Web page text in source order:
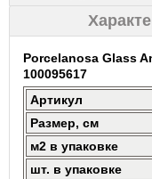
Porcelanosa Glass
100095617
Артикул
Размер, см
м2 в упаковке
шт. в упаковке